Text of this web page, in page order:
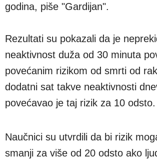
godina, piše "Gardijan".
Rezultati su pokazali da je
neaktivnost duža od 30 minuta
povećanim rizikom od smrti od
dodatni sat takve neaktivnosti
povećavao je taj rizik za 10 odsto.
Naučnici su utvrdili da bi rizik
smanji za više od 20 odsto ako